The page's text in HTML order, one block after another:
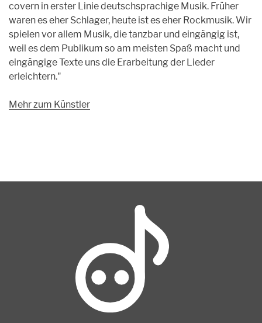
covern in erster Linie deutschsprachige Musik. Früher
waren es eher Schlager, heute ist es eher Rockmusik. Wir
spielen vor allem Musik, die tanzbar und eingängig ist,
weil es dem Publikum so am meisten Spaß macht und
eingängige Texte uns die Erarbeitung der Lieder
erleichtern."
Mehr zum Künstler